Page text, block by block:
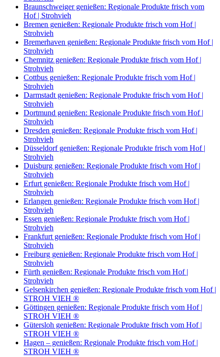
Braunschweiger genießen: Regionale Produkte frisch vom
Hof | Strohvieh
Bremen genießen: Regionale Produkte frisch vom Hof |
Strohvieh
Bremerhaven genießen: Regionale Produkte frisch vom Hof |
Strohvieh
Chemnitz genießen: Regionale Produkte frisch vom Hof |
Strohvieh
Cottbus genießen: Regionale Produkte frisch vom Hof |
Strohvieh
Darmstadt genießen: Regionale Produkte frisch vom Hof |
Strohvieh
Dortmund genießen: Regionale Produkte frisch vom Hof |
Strohvieh
Dresden genießen: Regionale Produkte frisch vom Hof |
Strohvieh
Düsseldorf genießen: Regionale Produkte frisch vom Hof |
Strohvieh
Duisburg genießen: Regionale Produkte frisch vom Hof |
Strohvieh
Erfurt genießen: Regionale Produkte frisch vom Hof |
Strohvieh
Erlangen genießen: Regionale Produkte frisch vom Hof |
Strohvieh
Essen genießen: Regionale Produkte frisch vom Hof |
Strohvieh
Frankfurt genießen: Regionale Produkte frisch vom Hof |
Strohvieh
Freiburg genießen: Regionale Produkte frisch vom Hof |
Strohvieh
Fürth genießen: Regionale Produkte frisch vom Hof |
Strohvieh
Gelsenkirchen genießen: Regionale Produkte frisch vom Hof |
STROH VIEH ®
Göttingen genießen: Regionale Produkte frisch vom Hof |
STROH VIEH ®
Gütersloh genießen: Regionale Produkte frisch vom Hof |
STROH VIEH ®
Hagen – genießen: Regionale Produkte frisch vom Hof |
STROH VIEH ®